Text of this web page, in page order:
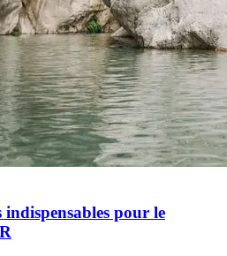
indispensables pour le